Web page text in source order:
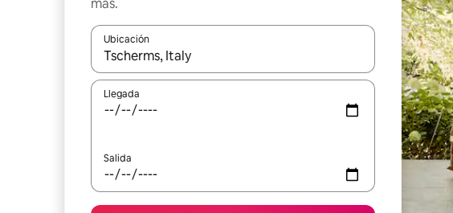
más.
Ubicación
Cuando los resultados estén disponibles, navega con las teclas de
Llegada
Salida